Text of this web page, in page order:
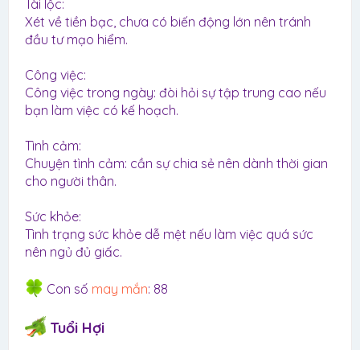
Tài lộc:
Xét về tiền bạc, chưa có biến động lớn nên tránh
đầu tư mạo hiểm.
Công việc:
Công việc trong ngày: đòi hỏi sự tập trung cao nếu
bạn làm việc có kế hoạch.
Tình cảm:
Chuyện tình cảm: cần sự chia sẻ nên dành thời gian
cho người thân.
Sức khỏe:
Tình trạng sức khỏe dễ mệt nếu làm việc quá sức
nên ngủ đủ giấc.
Con số may mắn: 88
Tuổi Hợi